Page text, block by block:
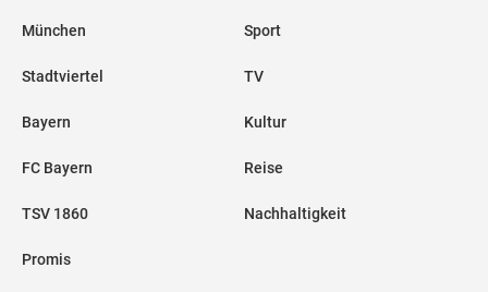
München
Stadtviertel
Bayern
FC Bayern
TSV 1860
Promis
Sport
TV
Kultur
Reise
Nachhaltigkeit